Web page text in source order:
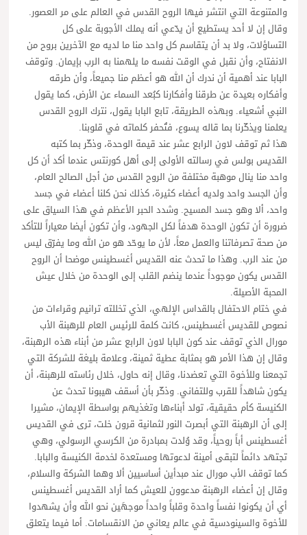
والمتنوعة التي انتشر فيها الروح القدس في العالم على مر العصور.
وقال إن لا أحد يستطيع أن يدّعي أنه يملك الأجوبة على كل
التساؤلات، ولا بد أن يتقاسم كل واحد منا ما لديه مع الآخرين بروح من
الانفتاح، وأن نقبل في الوقت نفسه ما يلهمنا به الرب بإيمان. وتوقف
البابا عند أهمية أن ندرك أن الله هو أعظم منا جميعاً، وأن طرقه
وأفكاره بعيدة عن طرقنا وأفكارنا كبُعد السماء عن الأرض، كما يقول
النبي أشعياء. وبهذه الطريقة، تابع البابا يقول، نترك الروح القدس
يعلمنا ويذكّرنا بما قاله يسوع، فتُحفر كلماته في قلوبنا.
هذا ثم توقف لاون الرابع عشر عند قيمة الوحدة، وذكّر بما كتبه
القديس بولس في رسالته الأولى إلى أهل كورنتس عندما أكد أن كل
واحد منا ينال موهبة مختلفة من الروح القدس من أجل الصالح العام،
وأن الجسد واحد ولديه أعضاء كثيرة، كذلك نحن كلنا أعضاء في جسد
واحد، ألا وهو جسد المسيح. وشدد الحبر الأعظم في هذا السياق على
ضرورة أن تكون الوحدة هدفاً لكل الجهود، وأن تكون أيضا معياراً للتأكد
من صحة تصرفاتنا والعمل معاً، لأن ما يوحّد هو من الله وما يفرّق ليس
من عند الرب. وهذا ما تحدث عنه القديس أغسطينس موضحا أن الروح
القدس يكون موجوداً عندما ينضم القلب إلى الوحدة من خلال عيش
المحبة الأصيلة.
في ختام الاحتفال بالقداس الإلهي، الذي تخللته ترانيم وقراءات من
نصوص للقديس أغسطينس، كانت كلمة للرئيس العام للرهبنة الأب
مورال الذي توقف عند كون البابا لاون الرابع عشر من أبناء هذه الرهبنة،
وقال إن هذا الأمر هو بمثابة عطية ثمينة، وعلامة بليغة للشركة التي
تجمعنا وللأخوة التي تعضدنا، وقال إنه حاول، خلال رئاسته للرهبنة، أن
يكون شاهداً للقرب وللتفاني. وذكّر بأن أسقف هيبونا تحدث عن
الكنيسة كأم حقيقية، تولد أبناءها وتغذيهم بواسطة الإيمان، مشيرا
إلى أن الرهبنة التي أبصرت النور لثمانية قرون خلت، ترى في القديس
أغسطينس أباً روحياً، وقد وُلدت بمبادرة من الكرسي الرسولي، وهي
تجتهد دائماً لتبقى أمينة لدعوتها ومستعدة لخدمة الكنيسة والبابا.
كما توقف الأب مورال عند مبدأين أساسيين ألا وهما الشركة والسلام،
وقال إن أعضاء الرهبنة مدعوون للعيش كما أراد القديس أغسطينس
أي أن يكونوا نفساً واحدة وقلباً واحداً موجهَين نحو الله وأن يشهدوا
للأخوة والسينودسية في عالم يعاني من الانقسامات. أما فيما يتعلق